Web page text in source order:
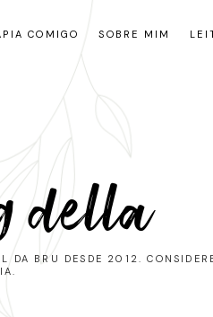
COMIGO SOBRE MIM
della
DA BRU DESDE 2012.